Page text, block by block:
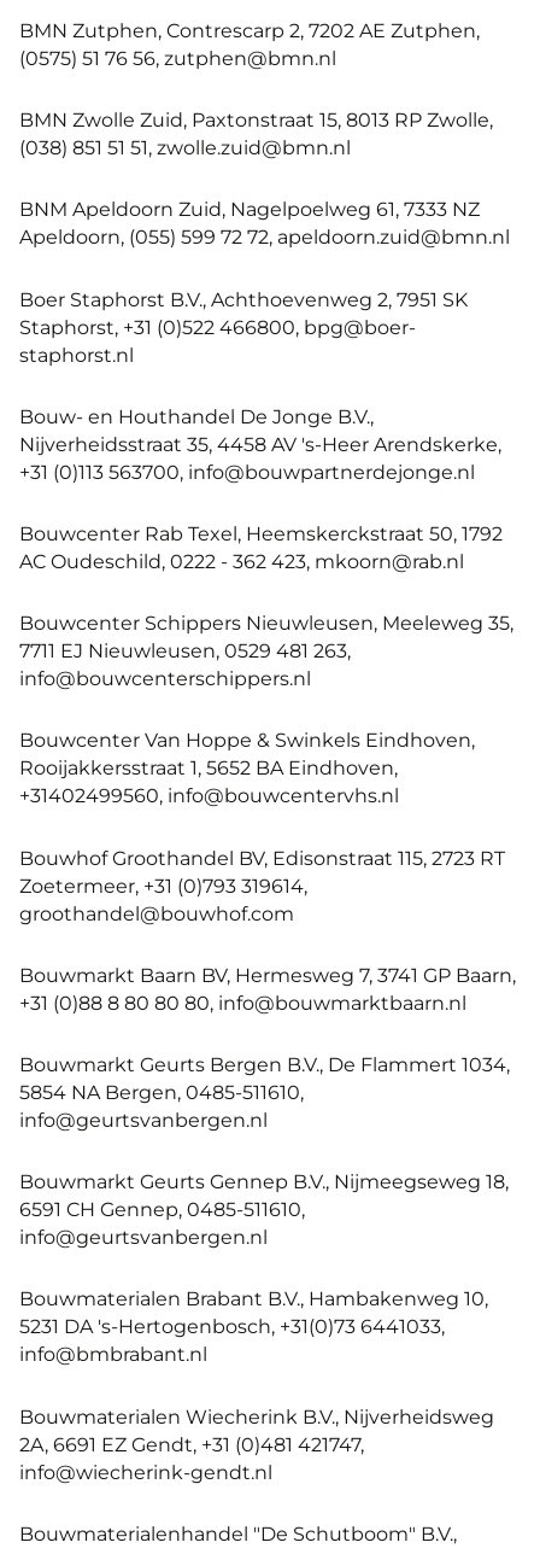
BMN Zutphen, Contrescarp 2, 7202 AE Zutphen,
(0575) 51 76 56, zutphen@bmn.nl
BMN Zwolle Zuid, Paxtonstraat 15, 8013 RP Zwolle,
(038) 851 51 51, zwolle.zuid@bmn.nl
BNM Apeldoorn Zuid, Nagelpoelweg 61, 7333 NZ
Apeldoorn, (055) 599 72 72, apeldoorn.zuid@bmn.nl
Boer Staphorst B.V., Achthoevenweg 2, 7951 SK
Staphorst, +31 (0)522 466800, bpg@boer-
staphorst.nl
Bouw- en Houthandel De Jonge B.V.,
Nijverheidsstraat 35, 4458 AV 's-Heer Arendskerke,
+31 (0)113 563700, info@bouwpartnerdejonge.nl
Bouwcenter Rab Texel, Heemskerckstraat 50, 1792
AC Oudeschild, 0222 - 362 423, mkoorn@rab.nl
Bouwcenter Schippers Nieuwleusen, Meeleweg 35,
7711 EJ Nieuwleusen, 0529 481 263,
info@bouwcenterschippers.nl
Bouwcenter Van Hoppe & Swinkels Eindhoven,
Rooijakkersstraat 1, 5652 BA Eindhoven,
+31402499560, info@bouwcentervhs.nl
Bouwhof Groothandel BV, Edisonstraat 115, 2723 RT
Zoetermeer, +31 (0)793 319614,
groothandel@bouwhof.com
Bouwmarkt Baarn BV, Hermesweg 7, 3741 GP Baarn,
+31 (0)88 8 80 80 80, info@bouwmarktbaarn.nl
Bouwmarkt Geurts Bergen B.V., De Flammert 1034,
5854 NA Bergen, 0485-511610,
info@geurtsvanbergen.nl
Bouwmarkt Geurts Gennep B.V., Nijmeegseweg 18,
6591 CH Gennep, 0485-511610,
info@geurtsvanbergen.nl
Bouwmaterialen Brabant B.V., Hambakenweg 10,
5231 DA 's-Hertogenbosch, +31(0)73 6441033,
info@bmbrabant.nl
Bouwmaterialen Wiecherink B.V., Nijverheidsweg
2A, 6691 EZ Gendt, +31 (0)481 421747,
info@wiecherink-gendt.nl
Bouwmaterialenhandel "De Schutboom" B.V.,